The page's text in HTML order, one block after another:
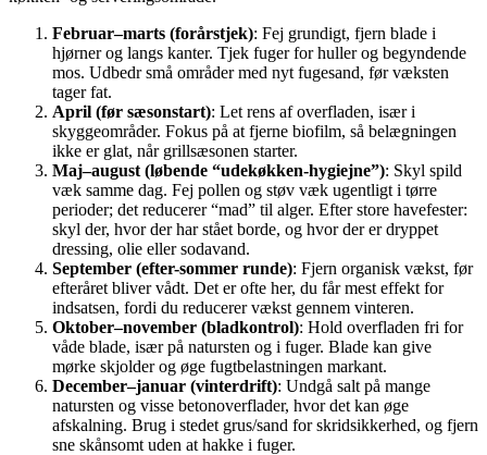
Februar–marts (forårstjek): Fej grundigt, fjern blade i
hjørner og langs kanter. Tjek fuger for huller og begyndende
mos. Udbedr små områder med nyt fugesand, før væksten
tager fat.
April (før sæsonstart): Let rens af overfladen, især i
skyggeområder. Fokus på at fjerne biofilm, så belægningen
ikke er glat, når grillsæsonen starter.
Maj–august (løbende “udekøkken-hygiejne”): Skyl spild
væk samme dag. Fej pollen og støv væk ugentligt i tørre
perioder; det reducerer “mad” til alger. Efter store havefester:
skyl der, hvor der har stået borde, og hvor der er dryppet
dressing, olie eller sodavand.
September (efter-sommer runde): Fjern organisk vækst, før
efteråret bliver vådt. Det er ofte her, du får mest effekt for
indsatsen, fordi du reducerer vækst gennem vinteren.
Oktober–november (bladkontrol): Hold overfladen fri for
våde blade, især på natursten og i fuger. Blade kan give
mørke skjolder og øge fugtbelastningen markant.
December–januar (vinterdrift): Undgå salt på mange
natursten og visse betonoverflader, hvor det kan øge
afskalning. Brug i stedet grus/sand for skridsikkerhed, og fjern
sne skånsomt uden at hakke i fuger.